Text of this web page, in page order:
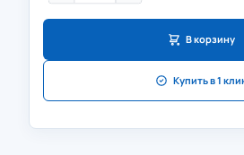
В корзину
Купить в 1